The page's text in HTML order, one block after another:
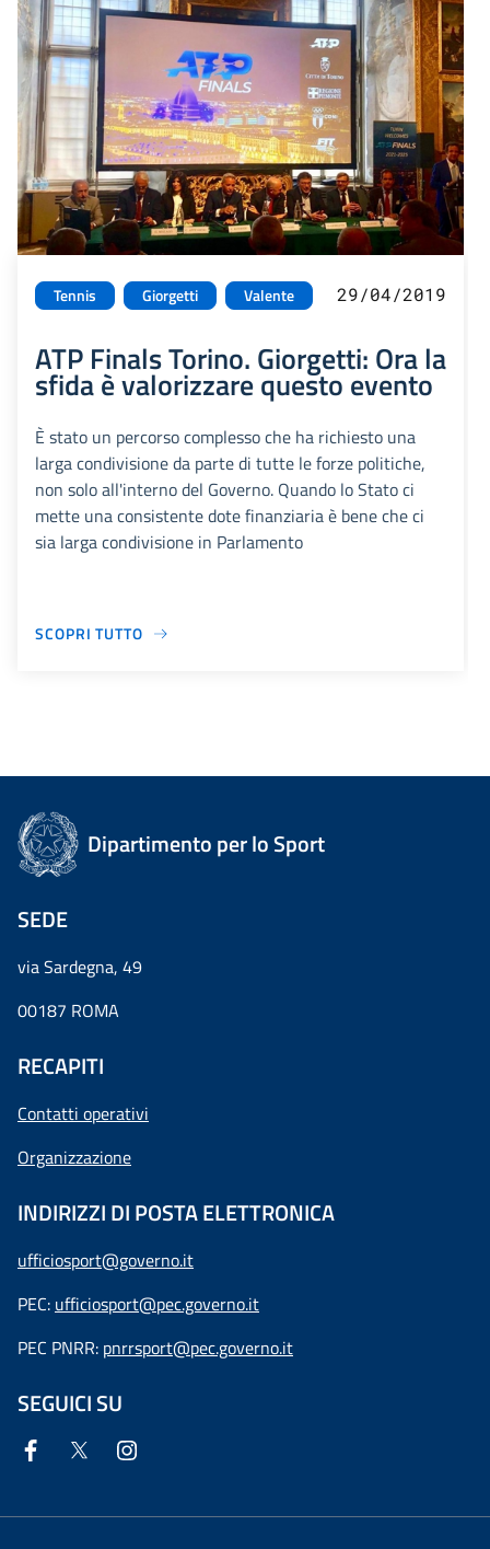
Tennis Giorgetti Valente 29/04/2019
ATP Finals Torino. Giorgetti: Ora la
sfida è valorizzare questo evento
È stato un percorso complesso che ha richiesto una
larga condivisione da parte di tutte le forze politiche,
non solo all'interno del Governo. Quando lo Stato ci
mette una consistente dote finanziaria è bene che ci
sia larga condivisione in Parlamento
SCOPRI TUTTO
Dipartimento per lo Sport
SEDE
via Sardegna, 49
00187 ROMA
RECAPITI
Contatti operativi
Organizzazione
INDIRIZZI DI POSTA ELETTRONICA
ufficiosport@governo.it
PEC: ufficiosport@pec.governo.it
PEC PNRR: pnrrsport@pec.governo.it
SEGUICI SU